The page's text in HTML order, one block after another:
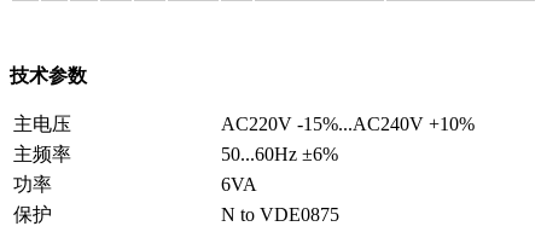
技术参数
主电压
AC220V -15%...AC240V +10%
主频率
50...60Hz ±6%
功率
6VA
保护
N to VDE0875